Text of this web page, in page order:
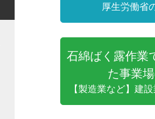
厚生労働省
石綿ばく露作業
た事業
【製造業など】建